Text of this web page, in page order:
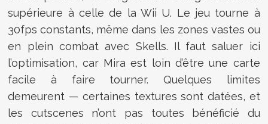
supérieure à celle de la Wii U. Le jeu tourne à
30fps constants, même dans les zones vastes ou
en plein combat avec Skells. Il faut saluer ici
l’optimisation, car Mira est loin d’être une carte
facile à faire tourner. Quelques limites
demeurent — certaines textures sont datées, et
les cutscenes n’ont pas toutes bénéficié du